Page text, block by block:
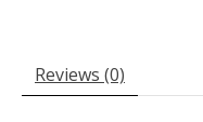
Reviews (0)